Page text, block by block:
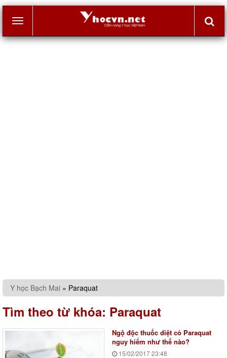
Y học Bạch Mai » Paraquat
Paraquat
Tìm theo từ khóa:
Ngộ độc thuốc diệt cỏ Paraquat
nguy hiểm như thế nào?
15/02/201723:48